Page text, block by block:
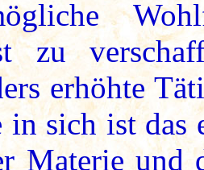
zu
erhöhte
in sich ist das
Materie und